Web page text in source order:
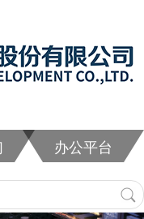
办公平台